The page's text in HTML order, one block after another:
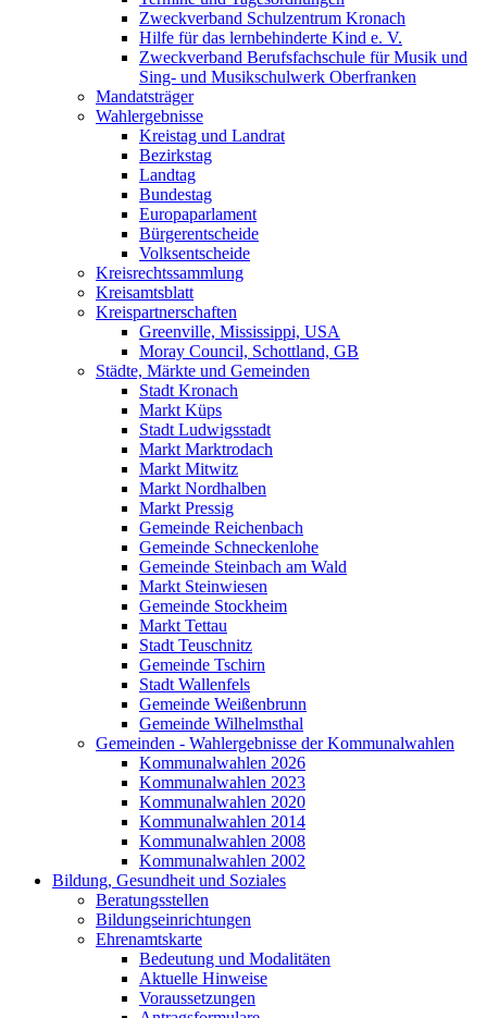
Zweckverband Schulzentrum Kronach
Hilfe für das lernbehinderte Kind e. V.
Zweckverband Berufsfachschule für Musik und
Sing- und Musikschulwerk Oberfranken
Mandatsträger
Wahlergebnisse
Kreistag und Landrat
Bezirkstag
Landtag
Bundestag
Europaparlament
Bürgerentscheide
Volksentscheide
Kreisrechtssammlung
Kreisamtsblatt
Kreispartnerschaften
Greenville, Mississippi, USA
Moray Council, Schottland, GB
Städte, Märkte und Gemeinden
Stadt Kronach
Markt Küps
Stadt Ludwigsstadt
Markt Marktrodach
Markt Mitwitz
Markt Nordhalben
Markt Pressig
Gemeinde Reichenbach
Gemeinde Schneckenlohe
Gemeinde Steinbach am Wald
Markt Steinwiesen
Gemeinde Stockheim
Markt Tettau
Stadt Teuschnitz
Gemeinde Tschirn
Stadt Wallenfels
Gemeinde Weißenbrunn
Gemeinde Wilhelmsthal
Gemeinden - Wahlergebnisse der Kommunalwahlen
Kommunalwahlen 2026
Kommunalwahlen 2023
Kommunalwahlen 2020
Kommunalwahlen 2014
Kommunalwahlen 2008
Kommunalwahlen 2002
Bildung, Gesundheit und Soziales
Beratungsstellen
Bildungseinrichtungen
Ehrenamtskarte
Bedeutung und Modalitäten
Aktuelle Hinweise
Voraussetzungen